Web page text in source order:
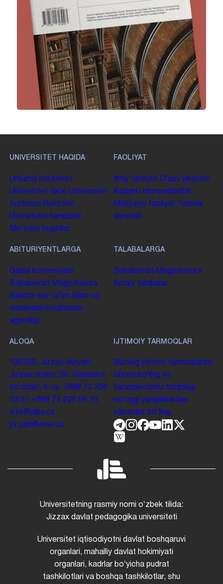
UNIVERSITET HAQIDA
Umumiy maʼlumot
Universitet tarixi Universitet
tuzilmasi Rektorat
Universitet kengashi
Me'yoriy hujjatlar
FAOLIYAT
Ilmiy faoliyat Oʻquv jarayoni
Xalqaro munosabatlar
Moliyaviy faoliyat Yoshlar
siyosati
ABITURIYENTLARGA
Qabul komissiyasi
Bakalavriat Magistratura
Ikkinchi oliy taʼlim Bilim va
malakalarni baholash
agentligi
TALABALARGA
Bakalavriat Magistratura
Xorijiy talabalar
ALOQA
130100. Jizzax viloyati,
Jizzax shahri, Sh. Rashidov
koʻchasi, 4-uy. +998 72 226
13 57 +998 72 226 68 10
info@jdpu.uz
jiz.jdpi@exat.uz
IJTIMOIY TARMOQLAR
Bizning ijtimoiy tarmoqlarda
obuna boʻling va
taraqqiyotimiz haqidagi
soʻnggi yangiliklardan
xabardor boʻling.
Universitetning rasmiy nomi oʻzbek tilida:
Jizzax davlat pedagogika universiteti
Universitet iqtisodiyotni davlat boshqaruvi
organlari, mahalliy davlat hokimiyati
organlari, kadrlar boʻyicha pudrat
tashkilotlari va boshqa tashkilotlar, shu